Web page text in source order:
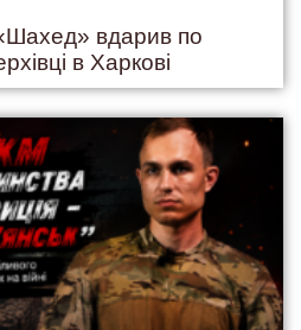
вдарив по
в Харкові